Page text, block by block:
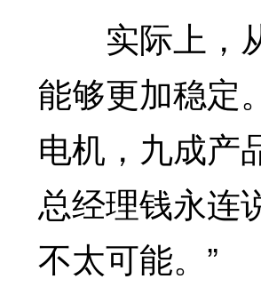
实际上，从
能够更加稳定
电机，九成产
总经理钱永连
不太可能。”